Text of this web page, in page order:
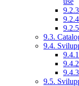
9.3.
9.4.
9.5.